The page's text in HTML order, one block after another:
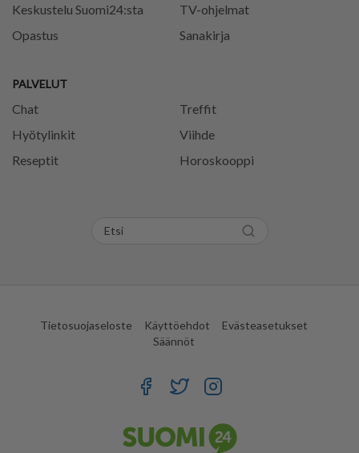
Keskustelu Suomi24:sta
Opastus
PALVELUT
Chat
Treffit
Hyötylinkit
Viihde
Reseptit
Horoskooppi
TV-ohjelmat
Sanakirja
Tietosuojaseloste Käyttöehdot
Evästeasetukset
Säännöt